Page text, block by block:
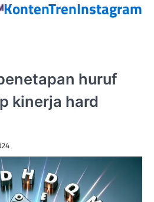
KontenTrenInstagram
huruf
kinerja hard